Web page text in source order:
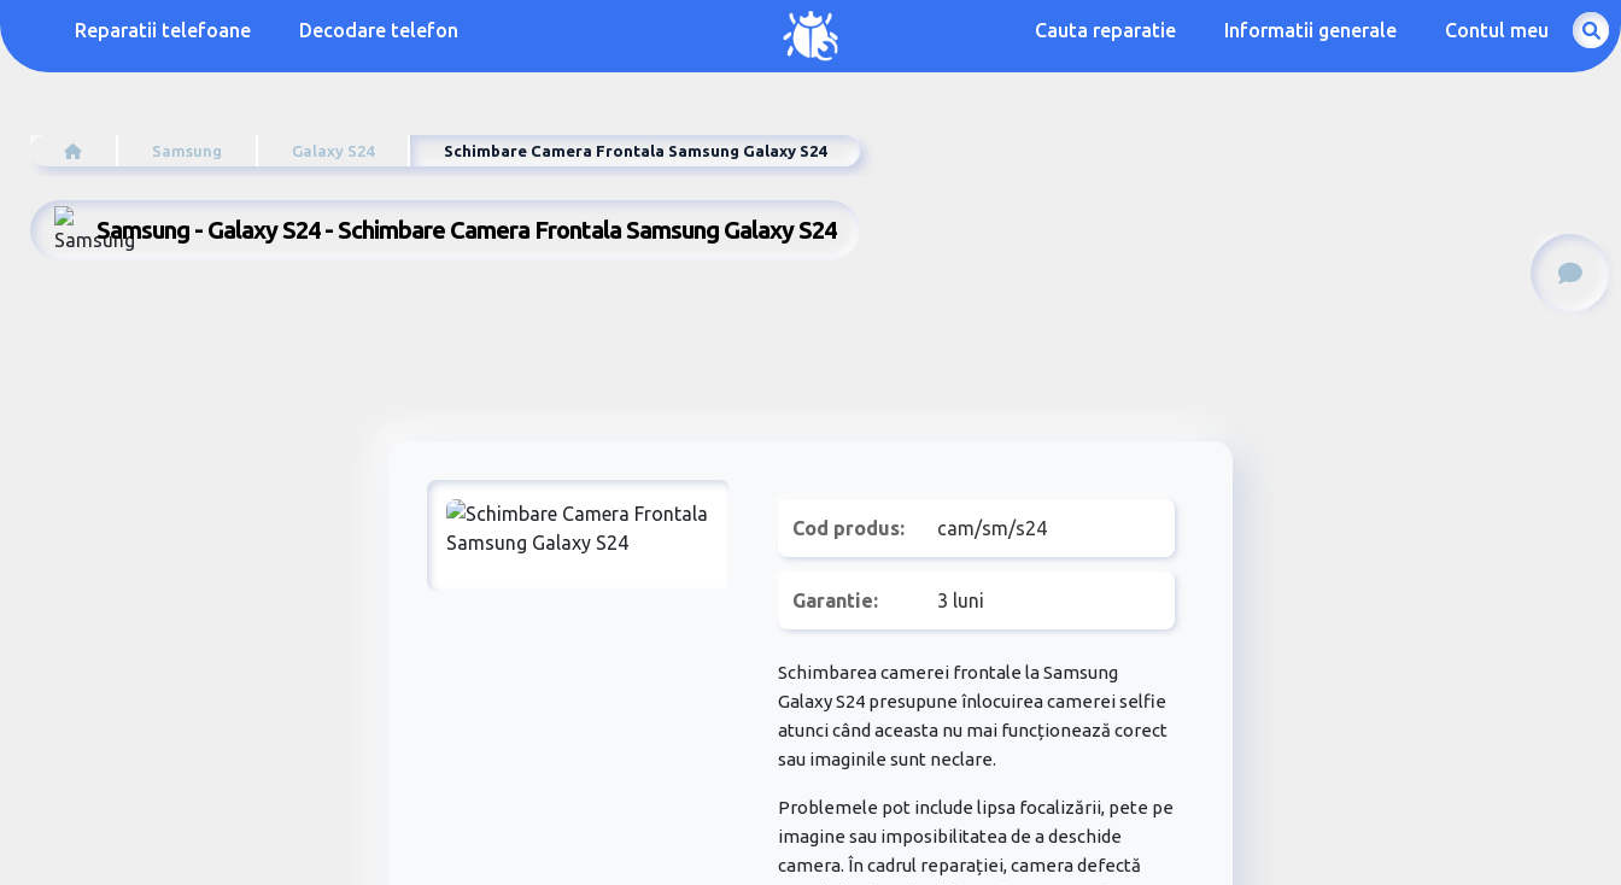
Reparatii telefoane Decodare telefon Cauta reparatie Informatii generale Contul meu
Samsung Galaxy S24 Schimbare Camera Frontala Samsung Galaxy S24
Samsung - Galaxy S24 - Schimbare Camera Frontala Samsung Galaxy S24
Cod produs: cam/sm/s24
Garantie: 3 luni
Schimbarea camerei frontale la Samsung
Galaxy S24 presupune înlocuirea camerei selfie
atunci când aceasta nu mai funcționează corect
sau imaginile sunt neclare.
Problemele pot include lipsa focalizării, pete pe
imagine sau imposibilitatea de a deschide
camera. În cadrul reparației, camera defectă